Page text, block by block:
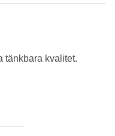
tänkbara kvalitet.